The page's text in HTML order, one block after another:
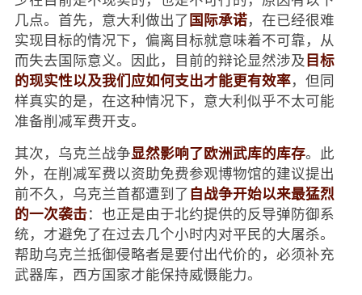
几点。首先，意大利做出了国际承诺，在已经很难
实现目标的情况下，偏离目标就意味着不可靠，从
而失去国际意义。因此，目前的辩论显然涉及目标
的现实性以及我们应如何支出才能更有效率，但同
样真实的是，在这种情况下，意大利似乎不太可能
准备削减军费开支。
其次，乌克兰战争显然影响了欧洲武库的库存。此
外，在削减军费以资助免费参观博物馆的建议提出
前不久，乌克兰首都遭到了自战争开始以来最猛烈
的一次袭击：也正是由于北约提供的反导弹防御系
统，才避免了在过去几个小时内对平民的大屠杀。
帮助乌克兰抵御侵略者是要付出代价的，必须补充
武器库，西方国家才能保持威慑能力。